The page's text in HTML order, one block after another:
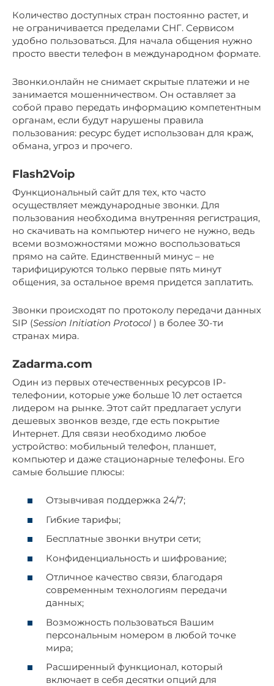
Количество доступных стран постоянно растет, и
не ограничивается пределами СНГ. Сервисом
удобно пользоваться. Для начала общения нужно
просто ввести телефон в международном формате.
Звонки.онлайн не снимает скрытые платежи и не
занимается мошенничеством. Он оставляет за
собой право передать информацию компетентным
органам, если будут нарушены правила
пользования: ресурс будет использован для краж,
обмана, угроз и прочего.
Flash2Voip
Функциональный сайт для тех, кто часто
осуществляет международные звонки. Для
пользования необходима внутренняя регистрация,
но скачивать на компьютер ничего не нужно, ведь
всеми возможностями можно воспользоваться
прямо на сайте. Единственный минус – не
тарифицируются только первые пять минут
общения, за остальное время придется заплатить.
Звонки происходят по протоколу передачи данных
SIP (Session Initiation Protocol ) в более 30-ти
странах мира.
Zadarma.com
Один из первых отечественных ресурсов IP-
телефонии, которые уже больше 10 лет остается
лидером на рынке. Этот сайт предлагает услуги
дешевых звонков везде, где есть покрытие
Интернет. Для связи необходимо любое
устройство: мобильный телефон, планшет,
компьютер и даже стационарные телефоны. Его
самые большие плюсы:
Отзывчивая поддержка 24/7;
Гибкие тарифы;
Бесплатные звонки внутри сети;
Конфиденциальность и шифрование;
Отличное качество связи, благодаря
современным технологиям передачи
данных;
Возможность пользоваться Вашим
персональным номером в любой точке
мира;
Расширенный функционал, который
включает в себя десятки опций для